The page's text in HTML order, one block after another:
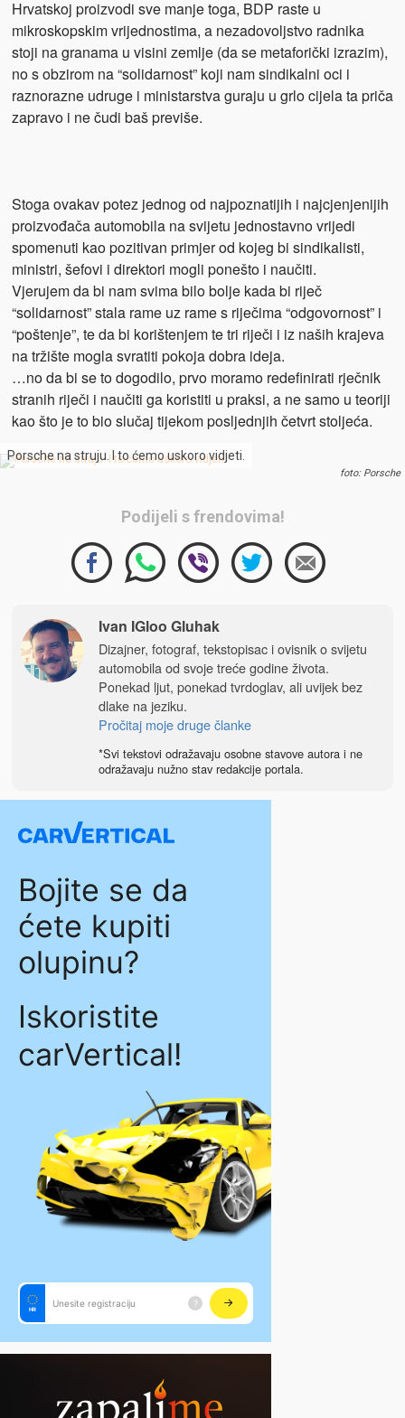
Hrvatskoj proizvodi sve manje toga, BDP raste u
mikroskopskim vrijednostima, a nezadovoljstvo radnika
stoji na granama u visini zemlje (da se metaforički izrazim),
no s obzirom na “solidarnost” koji nam sindikalni oci i
raznorazne udruge i ministarstva guraju u grlo cijela ta priča
zapravo i ne čudi baš previše.
Stoga ovakav potez jednog od najpoznatijih i najcjenjenijih
proizvođača automobila na svijetu jednostavno vrijedi
spomenuti kao pozitivan primjer od kojeg bi sindikalisti,
ministri, šefovi i direktori mogli ponešto i naučiti.
Vjerujem da bi nam svima bilo bolje kada bi riječ
“solidarnost” stala rame uz rame s riječima “odgovornost” i
“poštenje”, te da bi korištenjem te tri riječi i iz naših krajeva
na tržište mogla svratiti pokoja dobra ideja.
…no da bi se to dogodilo, prvo moramo redefinirati rječnik
stranih riječi i naučiti ga koristiti u praksi, a ne samo u teoriji
kao što je to bio slučaj tijekom posljednjih četvrt stoljeća.
Porsche na struju. I to ćemo uskoro vidjeti.
foto: Porsche
Podijeli s frendovima!
Ivan IGloo Gluhak
Dizajner, fotograf, tekstopisac i ovisnik o svijetu
automobila od svoje treće godine života.
Ponekad ljut, ponekad tvrdoglav, ali uvijek bez
dlake na jeziku.
Pročitaj moje druge članke
*Svi tekstovi odražavaju osobne stavove autora i ne
odražavaju nužno stav redakcije portala.